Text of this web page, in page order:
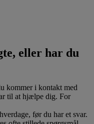
eller har du
kommer i kontakt med
til at hjælpe dig. For
før du har et svar.